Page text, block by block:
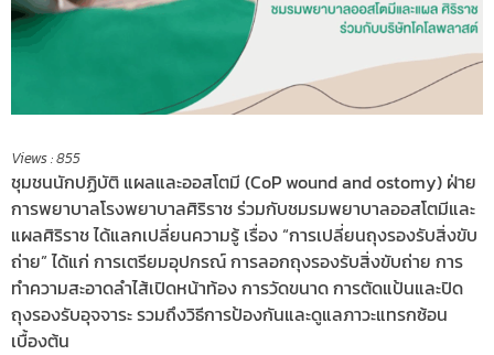
Views :855
ชุมชนนักปฏิบัติ แผลและออสโตมี (CoP wound and ostomy) ฝ่าย
การพยาบาลโรงพยาบาลศิริราช ร่วมกับชมรมพยาบาลออสโตมีและ
แผลศิริราช ได้แลกเปลี่ยนความรู้ เรื่อง “การเปลี่ยนถุงรองรับสิ่งขับ
ถ่าย” ได้แก่ การเตรียมอุปกรณ์ การลอกถุงรองรับสิ่งขับถ่าย การ
ทำความสะอาดลำไส้เปิดหน้าท้อง การวัดขนาด การตัดแป้นและปิด
ถุงรองรับอุจจาระ รวมถึงวิธีการป้องกันและดูแลภาวะแทรกซ้อน
เบื้องต้น